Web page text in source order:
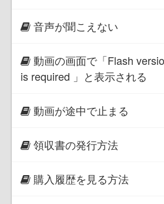
音声が聞こえない
動画の画面で「Flash
is required 」と表示される
動画が途中で止まる
領収書の発行方法
購入履歴を見る方法